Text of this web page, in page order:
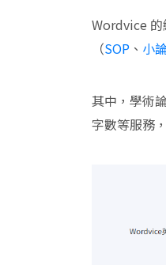
Wordvice 的
（SOP 、 小
其中，學術
字數等服務